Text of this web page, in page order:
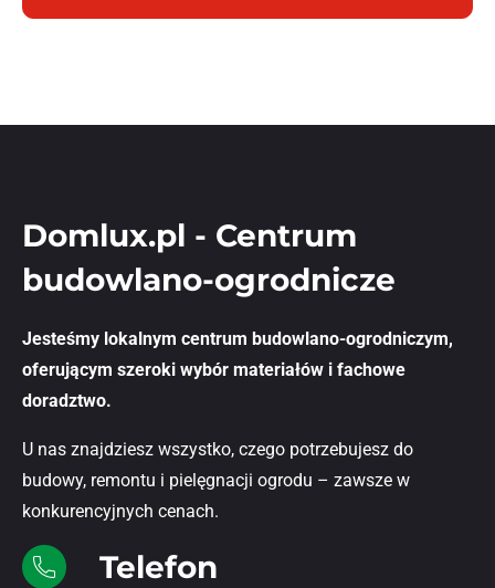
Domlux.pl - Centrum
budowlano-ogrodnicze
Jesteśmy lokalnym centrum budowlano-ogrodniczym,
oferującym szeroki wybór materiałów i fachowe
doradztwo.
U nas znajdziesz wszystko, czego potrzebujesz do
budowy, remontu i pielęgnacji ogrodu – zawsze w
konkurencyjnych cenach.
Telefon